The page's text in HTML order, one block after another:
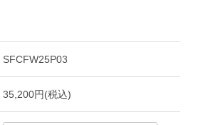
SFCFW25P03
35,200円(税込)